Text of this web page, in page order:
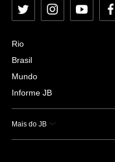
Twitter InstagramYouTube
Rio
Brasil
Mundo
Informe JB
Mais do JB
Esportes